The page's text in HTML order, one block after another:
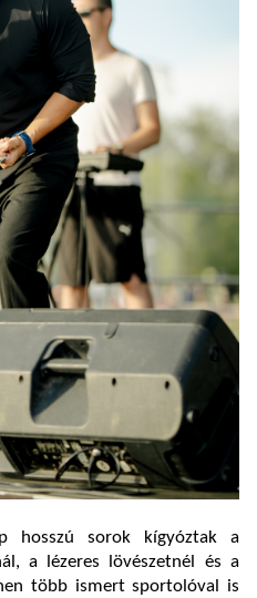
hosszú sorok kígyóztak a
a lézeres lövészetnél és a
több ismert sportolóval is